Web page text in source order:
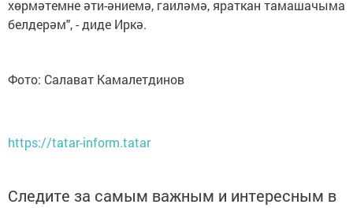
хөрмәтемне әти-әниемә, гаиләмә, яраткан тамашачыма
белдерәм", - диде Иркә.
Фото: Салават Камалетдинов
https://tatar-inform.tatar
Следите за самым важным и интересным в